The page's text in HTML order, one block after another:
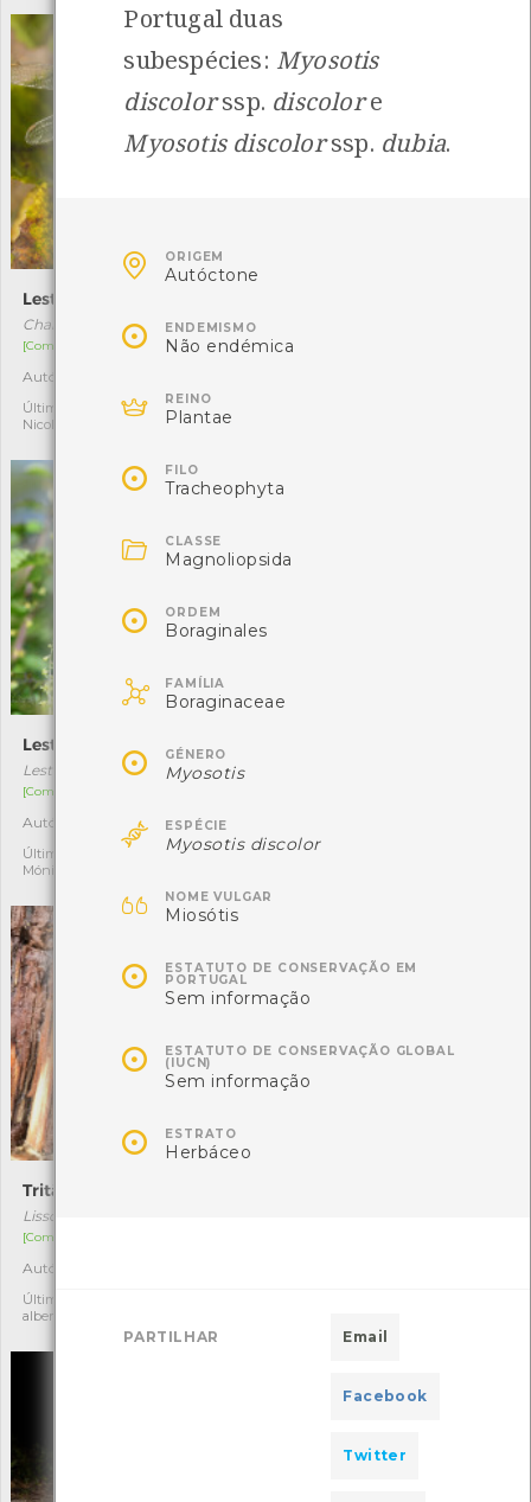
Lestes-comum
Chalcolestes viridis
[Comum]
Autóctone
Última observação por:
Nicole Viana
[Comum]
Lestes-robusto
Lestes dryas
[Comum]
Autóctone
Última observação por:
Mónica Rocha
Última observação por:
Tritão-de-ventre-laranja
Lissotriton boscai
[Comum]
Autóctone
Última observação por: jose
alberto lima silva rodrigues
Portugal duas
subespécies: Myosotis
discolorssp. discolore
Myosotis discolorssp. dubia.
 ORIGEM
Autóctone
 ENDEMISMO
Não endémica
 REINO
Plantae
 FILO
Tracheophyta
 CLASSE
Magnoliopsida
 ORDEM
Boraginales
 FAMÍLIA
Boraginaceae
 GÉNERO
Myosotis
 ESPÉCIE
Myosotis discolor
 NOME VULGAR
Miosótis
 ESTATUTO DE CONSERVAÇÃO EM
PORTUGAL
Sem informação
 ESTATUTO DE CONSERVAÇÃO GLOBAL
(IUCN)
Sem informação
 ESTRATO
Herbáceo
PARTILHAR Email
Facebook
Twitter